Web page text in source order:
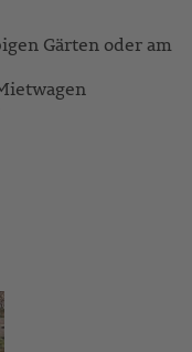
Gärten oder am